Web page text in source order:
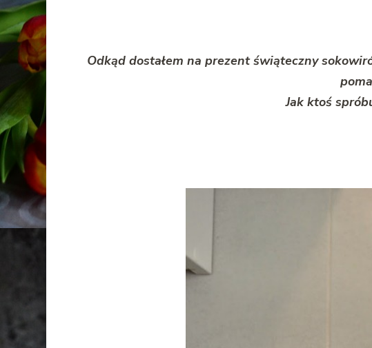
Odkąd dostałem na prezent świąteczny
Jak ktoś